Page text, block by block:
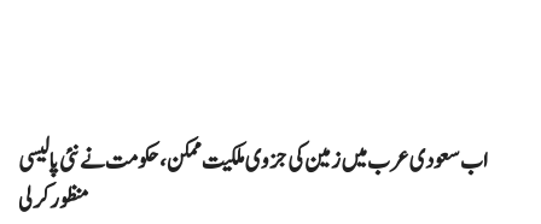
اب سعودی عرب میں زمین کی جزوی ملکیت ممکن، حکومت نے نئی پالیسی
منظور کرلی